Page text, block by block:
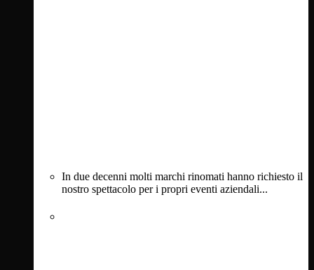
In due decenni molti marchi rinomati hanno richiesto il
nostro spettacolo per i propri eventi aziendali...